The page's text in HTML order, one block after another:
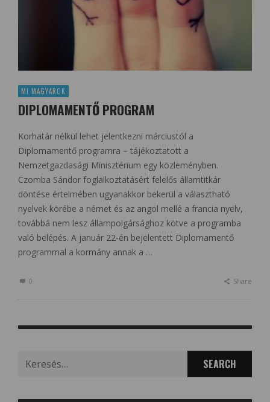
MI MAGYAROK
DIPLOMAMENTŐ PROGRAM
Korhatár nélkül lehet jelentkezni márciustól a
Diplomamentő programra – tájékoztatott a
Nemzetgazdasági Minisztérium egy közleményben.
Czomba Sándor foglalkoztatásért felelős államtitkár
döntése értelmében ugyanakkor bekerül a választható
nyelvek körébe a német és az angol mellé a francia nyelv,
továbbá nem lesz állampolgársághoz kötve a programba
való belépés. A január 22-én bejelentett Diplomamentő
programmal a kormány annak a …
0 Share